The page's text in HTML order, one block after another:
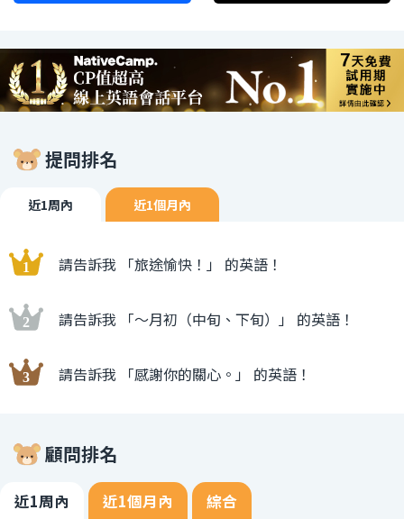
提問排名
近1周內 近1個月內
請告訴我 「旅途愉快！」 的英語！
請告訴我 「〜月初（中旬、下旬）」 的英語！
請告訴我 「感謝你的關心。」 的英語！
顧問排名
近1周內 近1個月內 綜合